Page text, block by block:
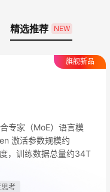
精选推荐 NEW
旗舰新品
专家（MoE）语言模
激活参数规模约
，训练数据总量约34T
考